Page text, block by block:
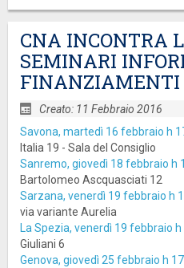
CNA INCONTRA
SEMINARI
FINANZIAMENTI
Creato: 11 Febbraio 2016
Savona, martedì 16 febbraio h
Italia 19 - Sala del Consiglio
Sanremo, giovedì 18 febbraio h
Bartolomeo Ascquasciati 12
Sarzana, venerdì 19 febbraio h
via variante Aurelia
La Spezia, venerdì 19 febbraio h
Giuliani 6
Genova, giovedì 25 febbraio h